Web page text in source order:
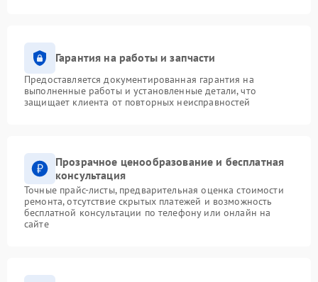
Гарантия на работы и запчасти
Предоставляется документированная гарантия на
выполненные работы и установленные детали, что
защищает клиента от повторных неисправностей
Прозрачное ценообразование и бесплатная
консультация
Точные прайс-листы, предварительная оценка стоимости
ремонта, отсутствие скрытых платежей и возможность
бесплатной консультации по телефону или онлайн на
сайте